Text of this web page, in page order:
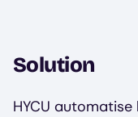
Solution
HYCU